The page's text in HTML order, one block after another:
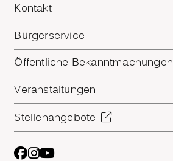
Kontakt
Bürgerservice
Öffentliche Bekanntmachungen
Veranstaltungen
Stellenangebote